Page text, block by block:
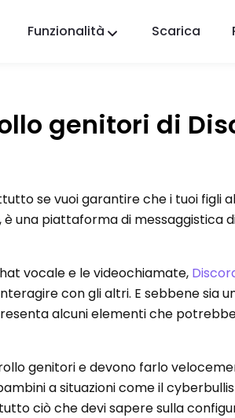
Finder
Funzionalità Scarica
genitori di
se vuoi garantire che i tuoi figli
, è una piattaforma di messaggistica
vocale e le videochiamate,
con gli altri. E sebbene sia
alcuni elementi che
genitori e devono farlo
a situazioni come il
ciò che devi sapere sulla